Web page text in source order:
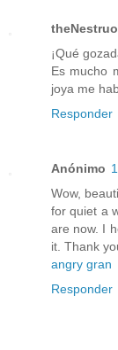
theNestruo
¡Qué
Es mucho
joya me
Responder
Anónimo
Wow,
for quiet a
are now. I
it. Thank
angry gran
Responder